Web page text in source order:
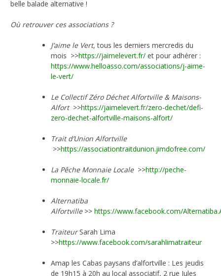
belle balade alternative !
Où retrouver ces associations ?
J’aime le Vert, tous les derniers mercredis du
mois >>https://jaimelevert.fr/ et pour adhérer :
https://www.helloasso.com/associations/j-aime-
le-vert/
Le Collectif Zéro Déchet Alfortville & Maisons-
Alfort>>https://jaimelevert.fr/zero-dechet/defi-
zero-dechet-alfortville-maisons-alfort/
Trait d’Union Alfortville
>>https://associationtraitdunion.jimdofree.com/
La Pêche Monnaie Locale>>http://peche-
monnaie-locale.fr/
Alternatiba
Alfortville>> https://www.facebook.com/
TraiteurSarah Lima
>>https://www.facebook.com/sarahlimatraiteur
Amap les Cabas paysans d’alfortville : Les jeudis
de 19h15 à 20h au local associatif, 2 rue Jules